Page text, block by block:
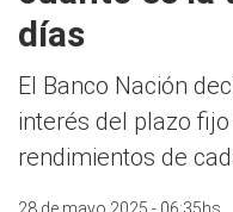
días
El Banco Nación
interés del plazo
rendimientos de